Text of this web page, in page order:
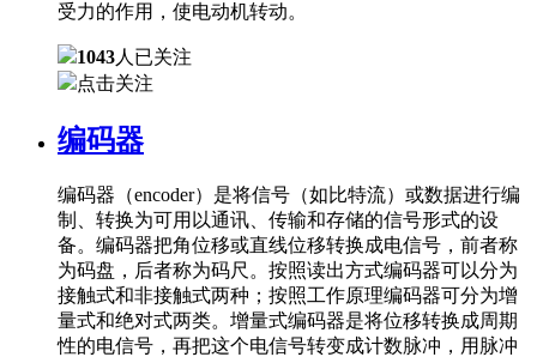
受力的作用，使电动机转动。
1043人已关注
点击关注
编码器
编码器（encoder）是将信号（如比特流）或数据进行编
制、转换为可用以通讯、传输和存储的信号形式的设
备。编码器把角位移或直线位移转换成电信号，前者称
为码盘，后者称为码尺。按照读出方式编码器可以分为
接触式和非接触式两种；按照工作原理编码器可分为增
量式和绝对式两类。增量式编码器是将位移转换成周期
性的电信号，再把这个电信号转变成计数脉冲，用脉冲